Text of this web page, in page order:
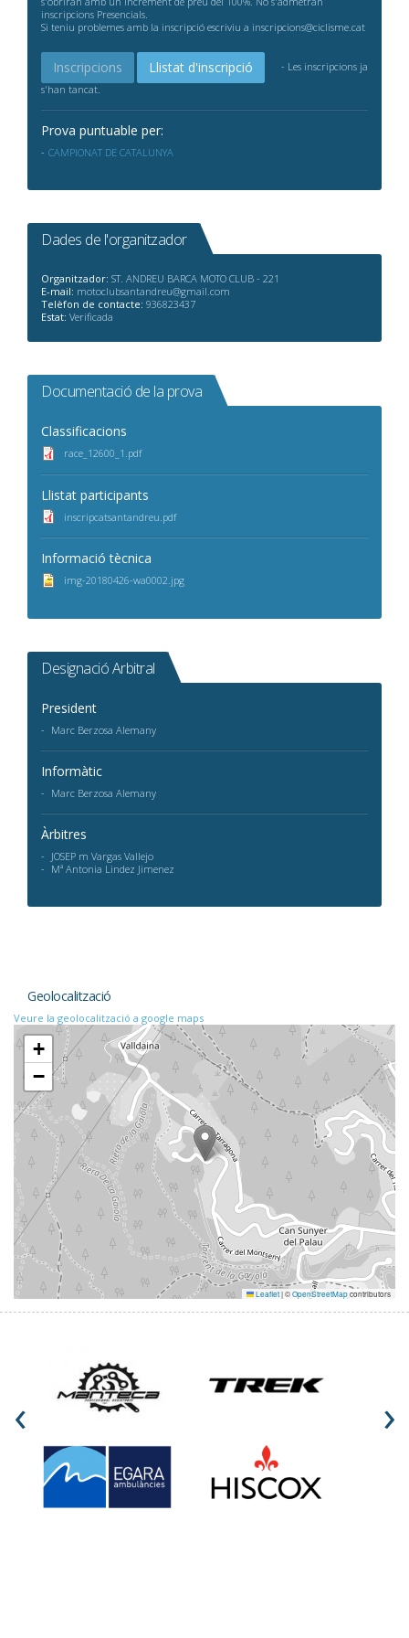
inscripcions Presencials.
Si teniu problemes amb la inscripció escriviu a inscripcions@ciclisme.cat
Inscripcions Llistat d'inscripció
- Les inscripcions ja
s'han tancat.
Prova puntuable per:
CAMPIONAT DE CATALUNYA
Dades de l'organitzador
Organitzador: ST. ANDREU BARCA MOTO CLUB - 221
E-mail: motoclubsantandreu@gmail.com
Telèfon de contacte: 936823437
Estat: Verificada
Documentació de la prova
Classificacions
race_12600_1.pdf
Llistat participants
inscripcatsantandreu.pdf
Informació tècnica
img-20180426-wa0002.jpg
Designació Arbitral
President
Marc Berzosa Alemany
Informàtic
Marc Berzosa Alemany
Àrbitres
JOSEP m Vargas Vallejo
Mª Antonia Lindez Jimenez
Geolocalització
Veure la geolocalització a google maps
+
−
Leaflet|©OpenStreetMapcontributors
‹ ›